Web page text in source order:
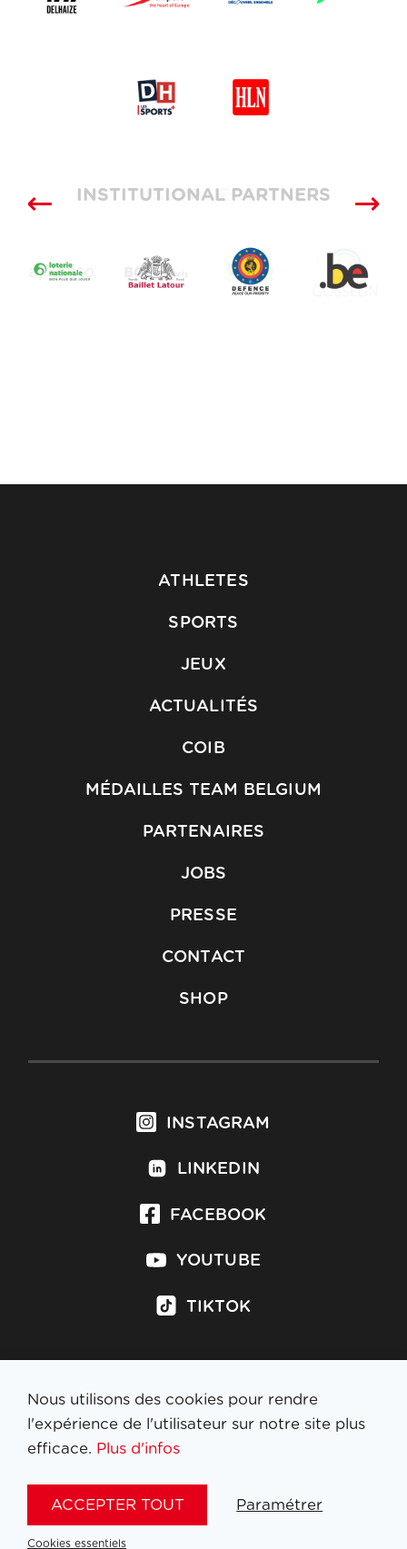
SUPPLIERS
INSTITUTIONAL PARTNERS
ATHLETES
SPORTS
JEUX
ACTUALITÉS
COIB
MÉDAILLES TEAM BELGIUM
PARTENAIRES
JOBS
PRESSE
CONTACT
SHOP
INSTAGRAM
LINKEDIN
FACEBOOK
YOUTUBE
TIKTOK
S'inscrire à la newsletter
Nous utilisons des cookies pour rendre
l'expérience de l'utilisateur sur notre site plus
efficace. Plus d'infos
ACCEPTER TOUT Paramétrer
Cookies essentiels